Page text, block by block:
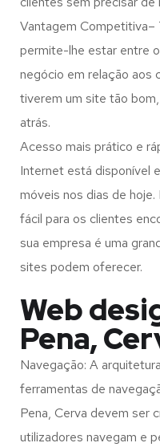
Vantagem Competitiva–
permite-lhe estar entre
negócio em relação aos
tiverem um site tão
atrás.
Acesso mais prático e
Internet está disponível
móveis nos dias de
fácil para os clientes
sua empresa é uma
sites podem oferecer.
Web
Pena,
Navegação: A
ferramentas de
Pena, Cerva devem ser
utilizadores navegam e